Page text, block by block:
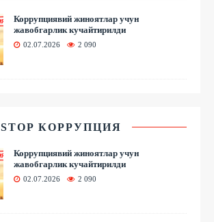
Коррупциявий жиноятлар учун
жавобгарлик кучайтирилди
02.07.2026 2 090
STOP КОРРУПЦИЯ
Коррупциявий жиноятлар учун
жавобгарлик кучайтирилди
02.07.2026 2 090